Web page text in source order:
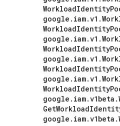
WorkloadIdentity
google . iam.v1 .
WorkloadIdentity
google . iam.v1 .
WorkloadIdentity
google . iam.v1 .
WorkloadIdentity
google . iam.v1 .
WorkloadIdentity
google . iam.v1beta .
GetWorkload
google . iam.v1beta .